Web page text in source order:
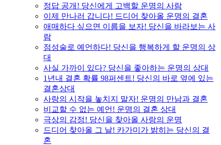
정답 공개! 당신에게 고백할 운명의 사람
이제 만나러 갑니다! 드디어 찾아올 운명의 결혼
애매하다 싶으면 이름을 보자! 당신을 바라보는 사
람
점성술로 예언하다! 당신을 행복하게 할 운명의 상
대
사실 가까이 있다? 당신을 좋아하는 운명의 상대
1년내 결혼 확률 98퍼센트! 당신의 바로 옆에 있는
결혼상대
사랑의 시작을 놓치지 말자! 운명의 만남과 결혼
비교할 수 없는 예언! 운명의 결혼 상대
극상의 감정! 당신을 찾아올 사랑의 운명
드디어 찾아올 그 날! 카가미가 밝히는 당신의 결
혼